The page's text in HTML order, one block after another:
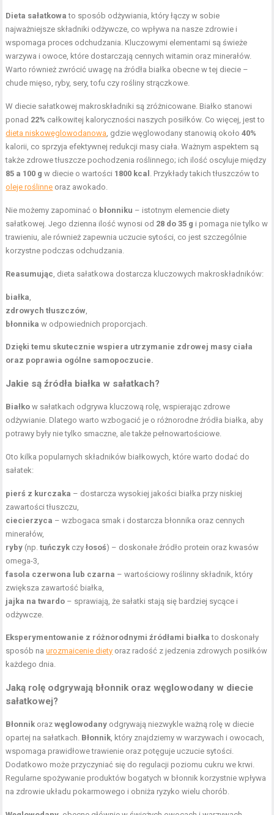
Dieta sałatkowa to sposób odżywiania, który łączy w sobie
najważniejsze składniki odżywcze, co wpływa na nasze zdrowie i
wspomaga proces odchudzania. Kluczowymi elementami są świeże
warzywa i owoce, które dostarczają cennych witamin oraz minerałów.
Warto również zwrócić uwagę na źródła białka obecne w tej diecie –
chude mięso, ryby, sery, tofu czy rośliny strączkowe.
W diecie sałatkowej makroskładniki są zróżnicowane. Białko stanowi
ponad 22% całkowitej kaloryczności naszych posiłków. Co więcej, jest to
dieta niskowęglowodanowa , gdzie węglowodany stanowią około40%
kalorii, co sprzyja efektywnej redukcji masy ciała. Ważnym aspektem są
także zdrowe tłuszcze pochodzenia roślinnego; ich ilość oscyluje między
85 a 100 g w diecie o wartości 1800 kcal
. Przykłady takich tłuszczów to
oleje roślinne oraz awokado.
Nie możemy zapominać o błonniku – istotnym elemencie diety
sałatkowej. Jego dzienna ilość wynosi od 28 do 35 g i pomaga nie tylko w
trawieniu, ale również zapewnia uczucie sytości, co jest szczególnie
korzystne podczas odchudzania.
Reasumując , dieta sałatkowa dostarcza kluczowych makroskładników:
białka
zdrowych tłuszczów
błonnika w odpowiednich proporcjach.
Dzięki temu skutecznie wspiera utrzymanie zdrowej masy ciała
oraz poprawia ogólne samopoczucie.
Jakie są źródła białka w sałatkach?
Białko w sałatkach odgrywa kluczową rolę, wspierając zdrowe
odżywianie. Dlatego warto wzbogacić je o różnorodne źródła białka, aby
potrawy były nie tylko smaczne, ale także pełnowartościowe.
Oto kilka popularnych składników białkowych, które warto dodać do
sałatek:
pierś z kurczaka – dostarcza wysokiej jakości białka przy niskiej
zawartości tłuszczu,
ciecierzyca – wzbogaca smak i dostarcza błonnika oraz cennych
minerałów,
ryby (np.tuńczyk czyłosoś) – doskonałe źródło protein oraz kwasów
omega-3,
fasola czerwona lub czarna – wartościowy roślinny składnik, który
zwiększa zawartość białka,
jajka na twardo – sprawiają, że sałatki stają się bardziej sycące i
odżywcze.
Eksperymentowanie z różnorodnymi źródłami białka to doskonały
sposób naurozmaicenie diety oraz radość z jedzenia zdrowych posiłków
każdego dnia.
Jaką rolę odgrywają błonnik oraz węglowodany w diecie
sałatkowej?
Błonnik orazwęglowodany odgrywają niezwykle ważną rolę w diecie
opartej na sałatkach. Błonnik , który znajdziemy w warzywach i owocach,
wspomaga prawidłowe trawienie oraz potęguje uczucie sytości.
Dodatkowo może przyczyniać się do regulacji poziomu cukru we krwi.
Regularne spożywanie produktów bogatych w błonnik korzystnie wpływa
na zdrowie układu pokarmowego i obniża ryzyko wielu chorób.